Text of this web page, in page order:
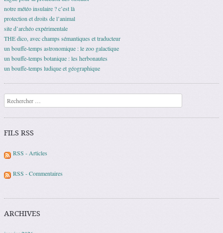
notre météo insulaire ? c’est là
protection et droits de l’animal
site d’archéo expérimentale
THE dico, avec champs sémantiques et traducteur
un bouffe-temps astronomique : le zoo galactique
un bouffe-temps botanique : les herbonautes
un bouffe-temps ludique et géographique
Recherche
FILS RSS
RSS - Articles
RSS - Commentaires
ARCHIVES